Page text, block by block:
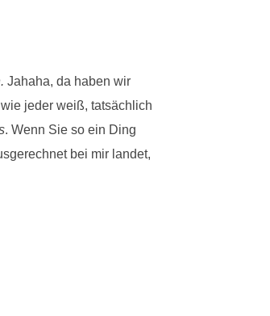
Jahaha, da haben wir
jeder weiß, tatsächlich
. Wenn Sie so ein Ding
bei mir landet,